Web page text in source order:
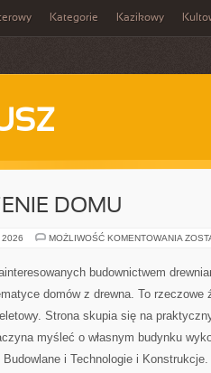
Kategorie Kazikowy
DOMU
2026 MOŻLIWOŚĆ KOMENTOWANIA
DOMU
budownictwem
domów z drewna. To rzeczowe
Strona skupia się na
myśleć o własnym budynku
i Technologie i